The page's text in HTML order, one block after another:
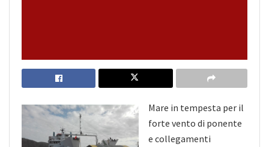
Mare in tempesta per il
forte vento di ponente
e collegamenti